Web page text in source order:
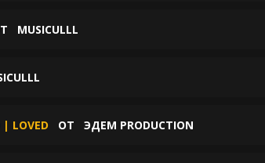
MUSICULLL
LOVED ОТ ЭДЕМ PRODUCTION